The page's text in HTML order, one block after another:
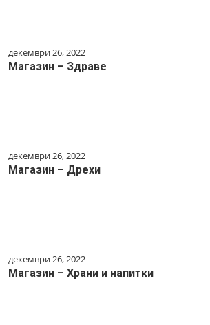
декември 26, 2022
Магазин – Здраве
декември 26, 2022
Магазин – Дрехи
декември 26, 2022
Магазин – Храни и напитки